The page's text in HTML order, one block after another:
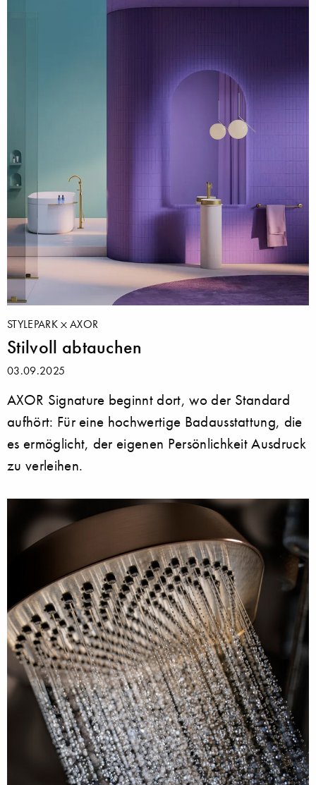
STYLEPARK AXOR
Stilvoll abtauchen
03.09.2025
AXOR Signature beginnt dort, wo der Standard
aufhört: Für eine hochwertige Badausstattung, die
es ermöglicht, der eigenen Persönlichkeit Ausdruck
zu verleihen.